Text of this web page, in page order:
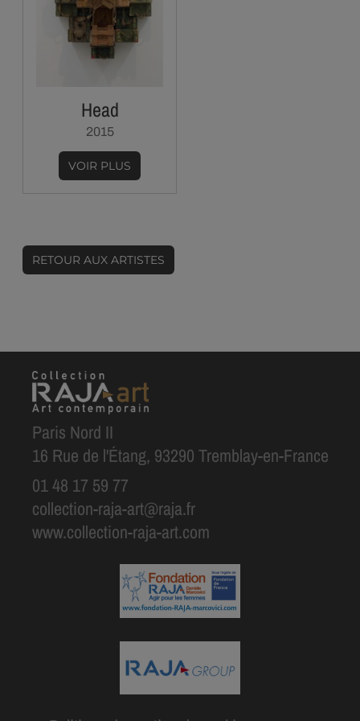
Head
2015
VOIR PLUS
RETOUR AUX ARTISTES
Paris Nord II
16 Rue de l'Étang, 93290 Tremblay-en-France
01 48 17 59 77
collection-raja-art@raja.fr
www.collection-raja-art.com